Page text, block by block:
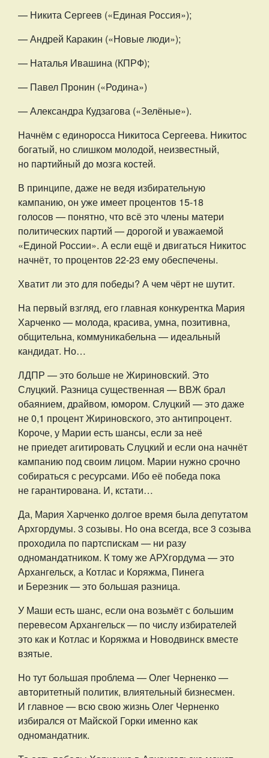
— Никита Сергеев («Единая Россия»);
— Андрей Каракин («Новые люди»);
— Наталья Ивашина (КПРФ);
— Павел Пронин («Родина»)
— Александра Кудзагова («Зелёные»).
Начнём с единоросса Никитоса Сергеева. Никитос
богатый, но слишком молодой, неизвестный,
но партийный до мозга костей.
В принципе, даже не ведя избирательную
кампанию, он уже имеет процентов 15-18
голосов — понятно, что всё это члены матери
политических партий — дорогой и уважаемой
«Единой России». А если ещё и двигаться Никитос
начнёт, то процентов 22-23 ему обеспечены.
Хватит ли это для победы? А чем чёрт не шутит.
На первый взгляд, его главная конкурентка Мария
Харченко — молода, красива, умна, позитивна,
общительна, коммуникабельна — идеальный
кандидат. Но…
ЛДПР — это больше не Жириновский. Это
Слуцкий. Разница существенная — ВВЖ брал
обаянием, драйвом, юмором. Слуцкий — это даже
не 0,1 процент Жириновского, это антипроцент.
Короче, у Марии есть шансы, если за неё
не приедет агитировать Слуцкий и если она начнёт
кампанию под своим лицом. Марии нужно срочно
собираться с ресурсами. Ибо её победа пока
не гарантирована. И, кстати…
Да, Мария Харченко долгое время была депутатом
Архгордумы. 3 созывы. Но она всегда, все 3 созыва
проходила по партспискам — ни разу
одномандатником. К тому же АРХгордума — это
Архангельск, а Котлас и Коряжма, Пинега
и Березник — это большая разница.
У Маши есть шанс, если она возьмёт с большим
перевесом Архангельск — по числу избирателей
это как и Котлас и Коряжма и Новодвинск вместе
взятые.
Но тут большая проблема — Олег Черненко —
авторитетный политик, влиятельный бизнесмен.
И главное — всю свою жизнь Олег Черненко
избирался от Майской Горки именно как
одномандатник.